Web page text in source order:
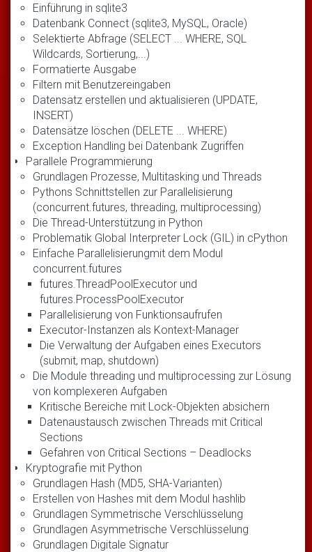
Einführung in sqlite3
Datenbank Connect (sqlite3, MySQL, Oracle)
Selektierte Abfrage (SELECT ... WHERE, SQL
Wildcards, Sortierung,...)
Formatierte Ausgabe
Filtern mit Benutzereingaben
Datensatz erstellen und aktualisieren (UPDATE,
INSERT)
Datensätze löschen (DELETE ... WHERE)
Exception Handling bei Datenbank Zugriffen
Parallele Programmierung
Grundlagen Prozesse, Multitasking und Threads
Pythons Schnittstellen zur Parallelisierung
(concurrent.futures, threading, multiprocessing)
Die Thread-Unterstützung in Python
Problematik Global Interpreter Lock (GIL) in cPython
Einfache Parallelisierungmit dem Modul
concurrent.futures
futures.ThreadPoolExecutor und
futures.ProcessPoolExecutor
Parallelisierung von Funktionsaufrufen
Executor-Instanzen als Kontext-Manager
Die Verwaltung der Aufgaben eines Executors
(submit, map, shutdown)
Die Module threading und multiprocessing zur Lösung
von komplexeren Aufgaben
Kritische Bereiche mit Lock-Objekten absichern
Datenaustausch zwischen Threads mit Critical
Sections
Gefahren von Critical Sections – Deadlocks
Kryptografie mit Python
Grundlagen Hash (MD5, SHA-Varianten)
Erstellen von Hashes mit dem Modul hashlib
Grundlagen Symmetrische Verschlüsselung
Grundlagen Asymmetrische Verschlüsselung
Grundlagen Digitale Signatur